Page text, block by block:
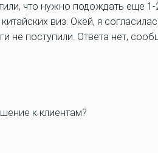
что нужно подождать еще 1-
виз. Окей, я
не поступили. Ответа нет,
к клиентам?